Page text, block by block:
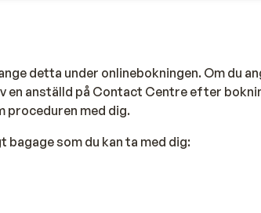
detta under onlinebokningen. Om du
en anställd på Contact Centre efter
proceduren med dig.
bagage som du kan ta med dig: